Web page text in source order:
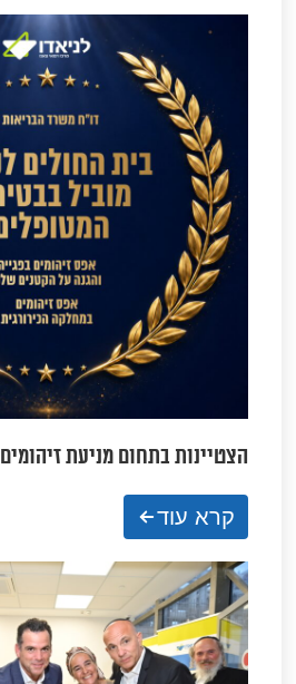
הצטיינות בתחום מניעת זיהומים
קרא עוד